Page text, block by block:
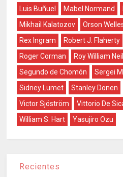
Luis Buñuel
Mabel Normand
Mikhail Kalatozov
Orson
Rex Ingram
Robert J. Flaherty
Roger Corman
Roy William Neill
Segundo de Chomón
Sergei
Sidney Lumet
Stanley Donen
Victor Sjöström
Vittorio De
William S. Hart
Yasujiro Ozu
Recientes